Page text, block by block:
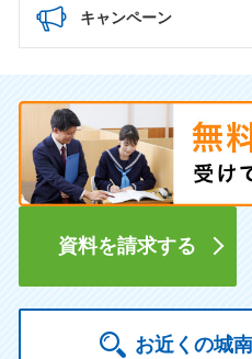
キャンペーン
資料を請求する
お近くの城